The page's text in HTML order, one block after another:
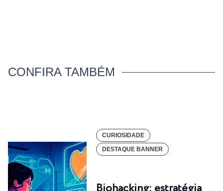
CONFIRA TAMBÉM
CURIOSIDADE
DESTAQUE BANNER